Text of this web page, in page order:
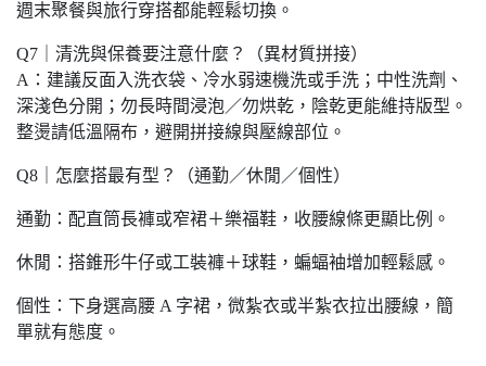
週末聚餐與旅行穿搭都能輕鬆切換。
Q7｜清洗與保養要注意什麼？（異材質拼接）
A：建議反面入洗衣袋、冷水弱速機洗或手洗；中性洗劑、
深淺色分開；勿長時間浸泡／勿烘乾，陰乾更能維持版型。
整燙請低溫隔布，避開拼接線與壓線部位。
Q8｜怎麼搭最有型？（通勤／休閒／個性）
通勤：配直筒長褲或窄裙＋樂福鞋，收腰線條更顯比例。
休閒：搭錐形牛仔或工裝褲＋球鞋，蝙蝠袖增加輕鬆感。
個性：下身選高腰 A 字裙，微紮衣或半紮衣拉出腰線，簡
單就有態度。